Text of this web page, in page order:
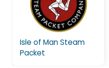
Isle of Man Steam
Packet